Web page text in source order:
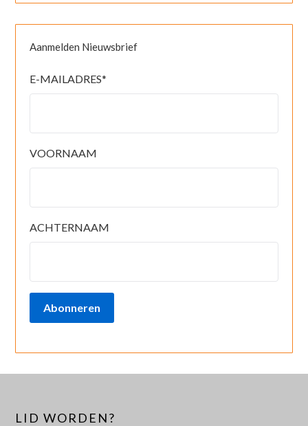
Aanmelden Nieuwsbrief
E-MAILADRES*
VOORNAAM
ACHTERNAAM
Abonneren
LID WORDEN?